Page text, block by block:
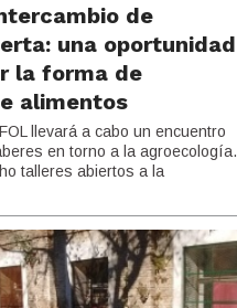
de
una oportunidad
la forma de
alimentos
llevará a cabo un encuentro
en torno a la agroecología.
talleres abiertos a la